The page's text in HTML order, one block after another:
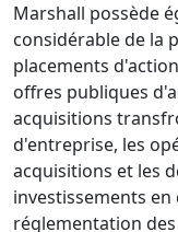
Marshall possède
considérable de la
placements
offres publiques
acquisitions
d'entreprise, les
acquisitions et les
investissements
réglementation